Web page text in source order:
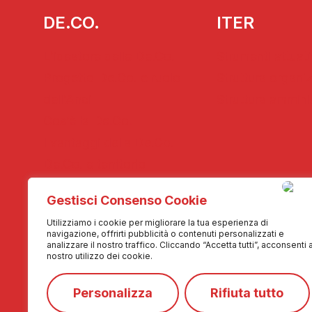
Gestisci Consenso Cookie
Utilizziamo i cookie per migliorare la tua esperienza di
navigazione, offrirti pubblicità o contenuti personalizzati e
analizzare il nostro traffico. Cliccando “Accetta tutti”, acconsenti
nostro utilizzo dei cookie.
Personalizza Rifiuta tutto
DE.CO.
MEDIA
Fotogallery
Rassegna stampa
ITER
Contattaci